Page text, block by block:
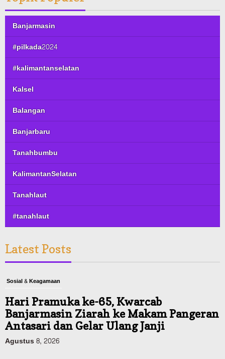
Banjarmasin
#pilkada2024
#kalimantanselatan
Kalsel
Balangan
Banjarbaru
Tanahbumbu
KalimantanSelatan
Tanahlaut
#tanahlaut
Latest Posts
Sosial & Keagamaan
Hari Pramuka ke-65, Kwarcab
Banjarmasin Ziarah ke Makam Pangeran
Antasari dan Gelar Ulang Janji
Agustus 8, 2026